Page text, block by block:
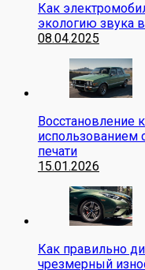
Как
экологию звука
08.04.2025
Восстановление
использованием
печати
15.01.2026
Как правильно
чрезмерный